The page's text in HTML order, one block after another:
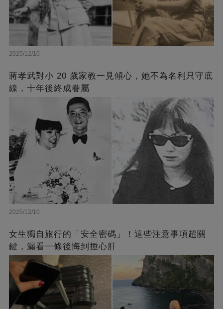
2025/12/10
蔣孝武對小 20 歲家教一見傾心，她不為名利只守底
線，十年後終成眷屬
2025/12/10
女生獨自旅行的「安全密碼」！這些注意事項超關
鍵，漏看一條後悔到捶心肝